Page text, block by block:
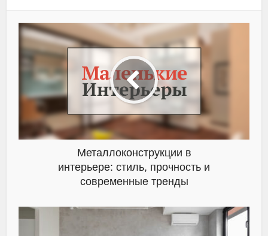
Металлоконструкции в
интерьере: стиль, прочность и
современные тренды